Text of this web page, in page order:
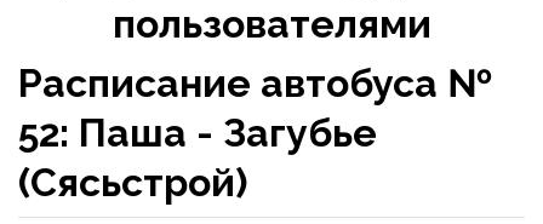
пользователями
Расписание автобуса №
52: Паша - Загубье
(Сясьстрой)